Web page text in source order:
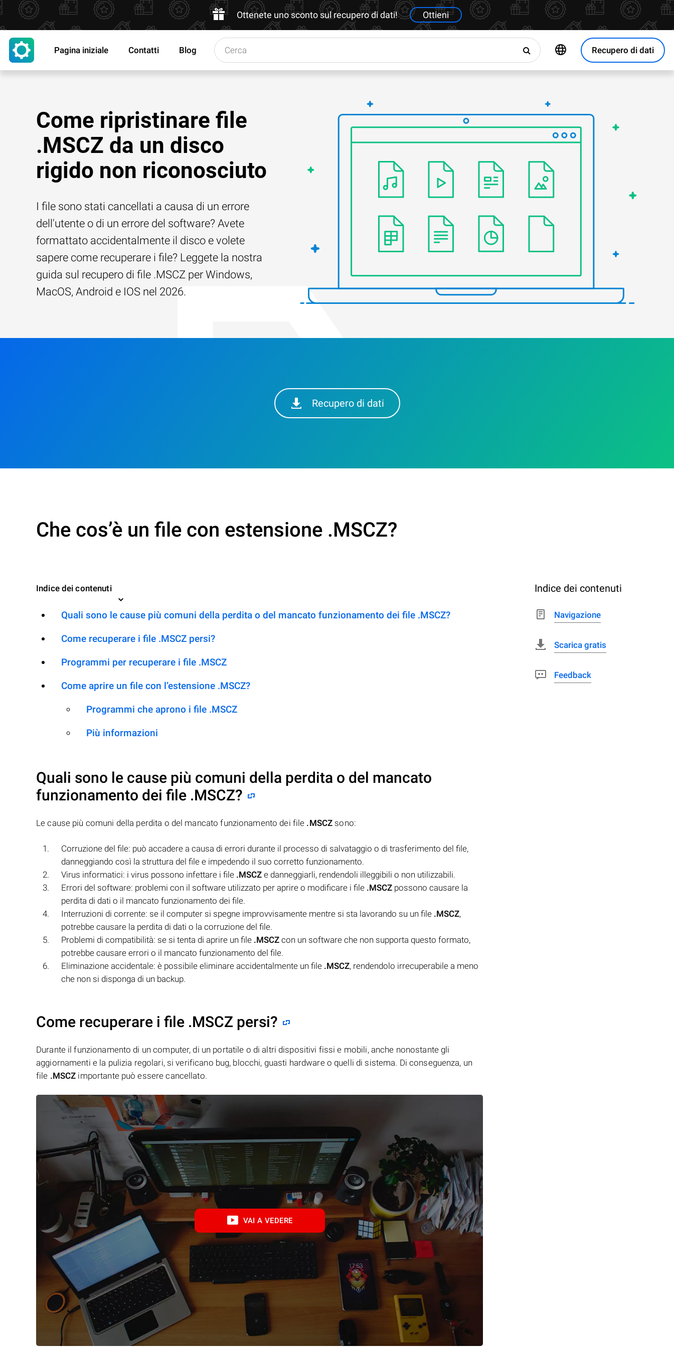
Ottenete uno sconto sul recupero di dati! Ottieni
Recupero di dati
Pagina iniziale Contatti Blog
Come ripristinare file
.MSCZ da un disco
rigido non riconosciuto
I file sono stati cancellati a causa di un errore
dell'utente o di un errore del software? Avete
formattato accidentalmente il disco e volete
sapere come recuperare i file? Leggete la nostra
guida sul recupero di file .MSCZ per Windows,
MacOS, Android e IOS nel 2026.
Recupero di dati
Che cos’è un file con estensione .MSCZ?
Indice dei contenuti
Quali sono le cause più comuni della perdita o del mancato funzionamento dei file .MSCZ?
Come recuperare i file .MSCZ persi?
Programmi per recuperare i file .MSCZ
Come aprire un file con l’estensione .MSCZ?
Programmi che aprono i file .MSCZ
Più informazioni
Quali sono le cause più comuni della perdita o del mancato
funzionamento dei file .MSCZ?
Le cause più comuni della perdita o del mancato funzionamento dei file .MSCZ sono:
Corruzione del file: può accadere a causa di errori durante il processo di salvataggio o di trasferimento del file,
danneggiando così la struttura del file e impedendo il suo corretto funzionamento.
Virus informatici: i virus possono infettare i file .MSCZ e danneggiarli, rendendoli illeggibili o non utilizzabili.
Errori del software: problemi con il software utilizzato per aprire o modificare i file .MSCZ possono causare la
perdita di dati o il mancato funzionamento dei file.
Interruzioni di corrente: se il computer si spegne improvvisamente mentre si sta lavorando su un file .MSCZ,
potrebbe causare la perdita di dati o la corruzione del file.
Problemi di compatibilità: se si tenta di aprire un file .MSCZ con un software che non supporta questo formato,
potrebbe causare errori o il mancato funzionamento del file.
Eliminazione accidentale: è possibile eliminare accidentalmente un file .MSCZ, rendendolo irrecuperabile a meno
che non si disponga di un backup.
Come recuperare i file .MSCZ persi?
Durante il funzionamento di un computer, di un portatile o di altri dispositivi fissi e mobili, anche nonostante gli
aggiornamenti e la pulizia regolari, si verificano bug, blocchi, guasti hardware o quelli di sistema. Di conseguenza, un
file .MSCZ importante può essere cancellato.
VAI A VEDERE
Indice dei contenuti
Navigazione
Scarica gratis
Feedback